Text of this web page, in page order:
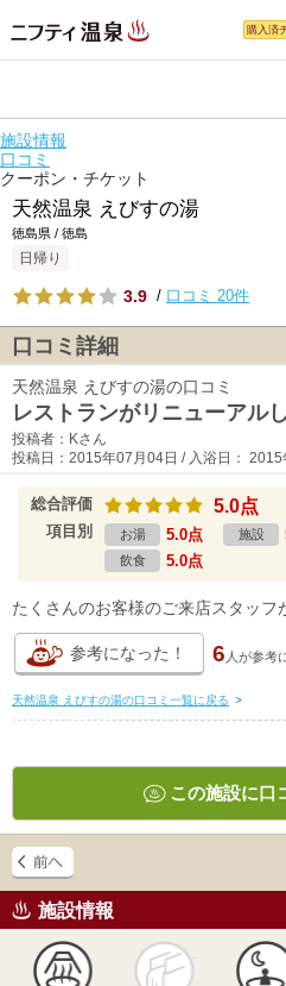
購入済
施設情報
口コミ
クーポン・チケット
天然温泉 えびすの湯
徳島県 / 徳島
日帰り
3.9 / 口コミ 20件
口コミ詳細
天然温泉 えびすの湯の口コミ
レストランがリニューアル
投稿者：Kさん
投稿日：2015年07月04日 / 入浴日：
総合評価 5.0点
項目別 お湯 5.0点 施設
飲食 5.0点
たくさんのお客様のご来店スタッフ
参考になった！ 6 人が参考
天然温泉 えびすの湯の口コミ一覧に戻る >
この施設に口
施設情報
かけ流し